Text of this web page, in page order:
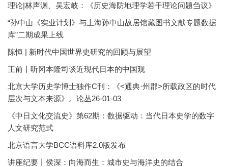
理论|林声渊、吴宏岐：《历史海防地理学若干理论问题刍议》
“孙中山《实业计划》与上海孙中山故居馆藏图书文献专题数据
库”二期成果上线
陈恒 | 新时代中国世界史研究的回顾与展望
王前丨听冈本隆司谈近现代日本的中国观
北京大学历史学博士独作C刊：《<通典·州郡>所载政区的时代
层次与文本来源》。论丛26-01-03
《中日文化交流史》第62期：数据驱动：当代日本史学的数字
人文研究范式
北京语言大学BCC语料库2.0版发布
讲座纪要丨侯深：向海而生：城市史与海洋史的结合